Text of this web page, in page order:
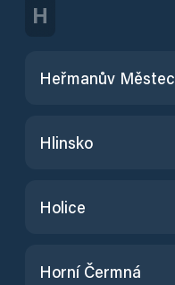
H
Heřmanův Městec
Hlinsko
Holice
Horní Čermná